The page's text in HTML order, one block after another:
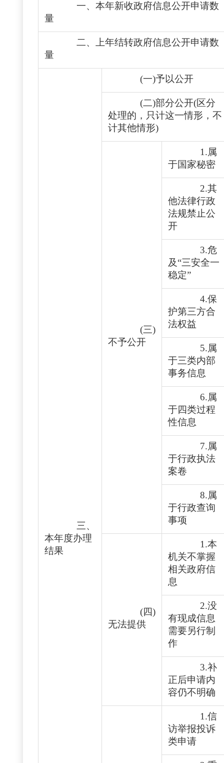
一、本年新收政府信息公开申请数
量
二、上年结转政府信息公开申请数
量
三、
本年度办理
结果
(一)予以公开
(二)部分公开(区分
处理的，只计这一情形，不
计其他情形)
(三)
不予公开
1.属
于国家秘密
2.其
他法律行政
法规禁止公
开
3.危
及“三安全一
稳定”
4.保
护第三方合
法权益
5.属
于三类内部
事务信息
6.属
于四类过程
性信息
7.属
于行政执法
案卷
8.属
于行政查询
事项
(四)
无法提供
1.本
机关不掌握
相关政府信
息
2.没
有现成信息
需要另行制
作
3.补
正后申请内
容仍不明确
1.信
访举报投诉
类申请